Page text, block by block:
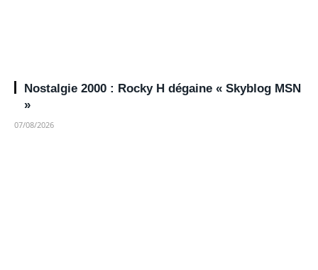
Nostalgie 2000 : Rocky H dégaine « Skyblog MSN
»
07/08/2026